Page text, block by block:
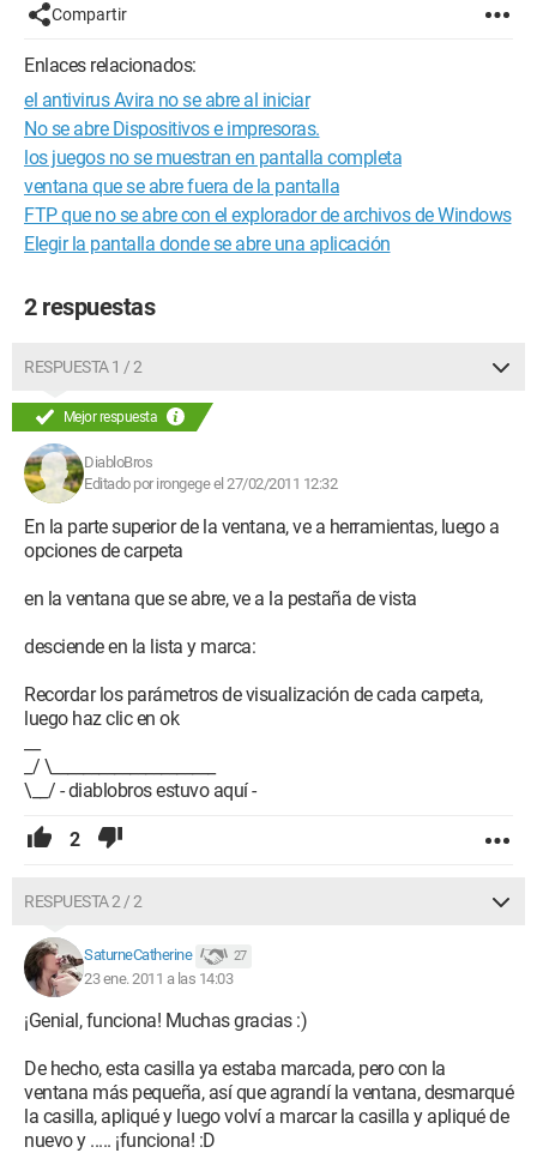
Me gustaría que siempre se mantuviera en tamaño de
pantalla completa sin tener que agrandarla cada vez...
Gracias por tu ayuda
PD: Estoy en Windows XP Pro
Configuración:Windows XP / Firefox 3.6.13
Compartir
Enlaces relacionados:
el antivirus Avira no se abre al iniciar
No se abre Dispositivos e impresoras.
los juegos no se muestran en pantalla completa
ventana que se abre fuera de la pantalla
FTP que no se abre con el explorador de archivos de Windows
Elegir la pantalla donde se abre una aplicación
2 respuestas
RESPUESTA 1 / 2
Mejor respuesta
DiabloBros
Editado por irongege el 27/02/2011 12:32
En la parte superior de la ventana, ve a herramientas, luego a
opciones de carpeta
en la ventana que se abre, ve a la pestaña de vista
desciende en la lista y marca:
Recordar los parámetros de visualización de cada carpeta,
luego haz clic en ok
_/ \_____________________
\__/ - diablobros estuvo aquí -
2
RESPUESTA 2 / 2
SaturneCatherine 27
23 ene. 2011 a las 14:03
¡Genial, funciona! Muchas gracias :)
De hecho, esta casilla ya estaba marcada, pero con la
ventana más pequeña, así que agrandí la ventana, desmarqué
la casilla, apliqué y luego volví a marcar la casilla y apliqué de
nuevo y ..... ¡funciona! :D